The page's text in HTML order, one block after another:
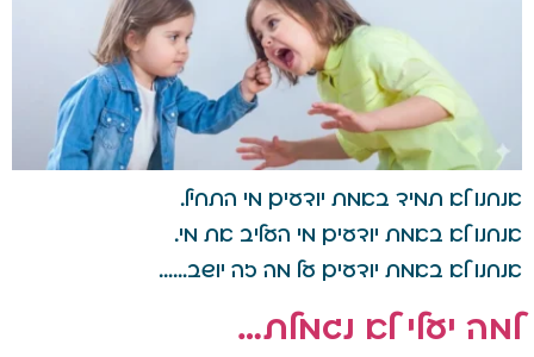
אנחנו לא תמיד באמת יודעים מי התחיל.
אנחנו לא באמת יודעים מי העליב את מי.
אנחנו לא באמת יודעים על מה זה יושב……
למה יעלי לא נגמלת…